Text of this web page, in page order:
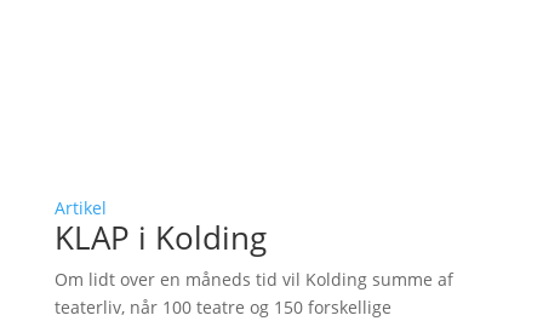
Artikel
KLAP i Kolding
Om lidt over en måneds tid vil Kolding summe af
teaterliv, når 100 teatre og 150 forskellige